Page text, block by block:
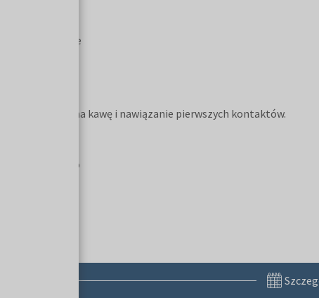
Targów Kielce
Czas na kawę i nawiązanie pierwszych kontaktów.
Ochmańskiego